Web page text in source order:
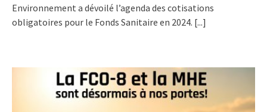
Environnement a dévoilé l’agenda des cotisations
obligatoires pour le Fonds Sanitaire en 2024. [...]